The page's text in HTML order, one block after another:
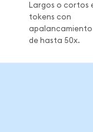
Largos o cortos
tokens con
apalancamiento
de hasta 50x.